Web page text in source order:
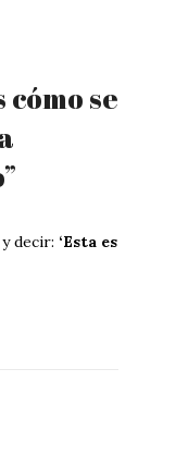
cómo se
decir: ‘Esta es